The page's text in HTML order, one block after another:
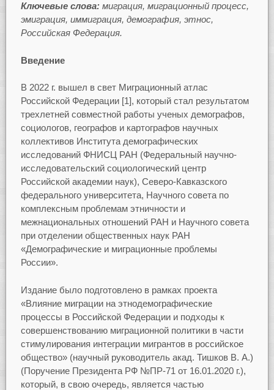
Ключевые слова: миграция, миграционный процесс,
эмиграция, иммиграция, демография, этнос,
Российская Федерация.
Введение
В 2022 г. вышел в свет Миграционный атлас
Российской Федерации [1], который стал результатом
трехлетней совместной работы ученых демографов,
социологов, географов и картографов научных
коллективов Института демографических
исследований ФНИСЦ РАН (Федеральный научно-
исследовательский социологический центр
Российской академии наук), Северо-Кавказского
федерального университета, Научного совета по
комплексным проблемам этничности и
межнациональных отношений РАН и Научного совета
при отделении общественных наук РАН
«Демографические и миграционные проблемы
России».
Издание было подготовлено в рамках проекта
«Влияние миграции на этнодемографические
процессы в Российской Федерации и подходы к
совершенствованию миграционной политики в части
стимулирования интеграции мигрантов в российское
общество» (научный руководитель акад. Тишков В. А.)
(Поручение Президента РФ №ПР-71 от 16.01.2020 г.),
который, в свою очередь, является частью